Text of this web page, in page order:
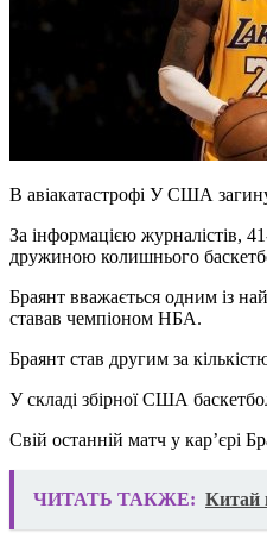
В авіакатастрофі У США
За інформацією журналістів,
дружиною колишнього
Браянт вважається одним із
ставав чемпіоном НБА.
Браянт став другим за
У складі збірної США
Свій останній матч у кар’єрі
ЧИТАТЬ ТАКЖЕ: Китай